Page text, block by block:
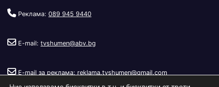
Реклама: 089 945 9440
E-mail: tvshumen@abv.bg
E-mail за реклама: reklama.tvshumen@gmail.com